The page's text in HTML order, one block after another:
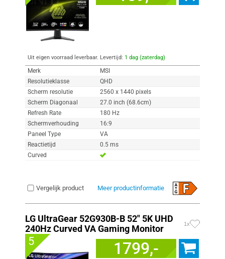
Uit eigen voorraad leverbaar. Levertijd: 1 dag (zaterdag)
Merk
MSI
Resolutieklasse
QHD
Scherm resolutie
2560 x 1440 pixels
Scherm Diagonaal
27.0 inch (68.6cm)
Refresh Rate
180 Hz
Schermverhouding
16:9
Paneel Type
VA
Reactietijd
0.5 ms
Curved
Vergelijk product Meer productinformatie
LG UltraGear 52G930B-B 52" 5K UHD
240Hz Curved VA Gaming Monitor
1x
5 1799,-